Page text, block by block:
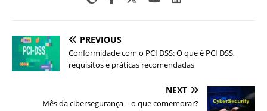
PREVIOUS
Conformidade com o PCI DSS: O que é PCI DSS,
requisitos e práticas recomendadas
NEXT
Mês da cibersegurança – o que comemorar?